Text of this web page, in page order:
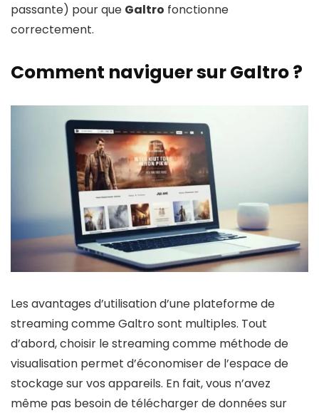
passante) pour que Galtro fonctionne
correctement.
Comment naviguer sur Galtro ?
Les avantages d’utilisation d’une plateforme de
streaming comme Galtro sont multiples. Tout
d’abord, choisir le streaming comme méthode de
visualisation permet d’économiser de l’espace de
stockage sur vos appareils. En fait, vous n’avez
même pas besoin de télécharger de données sur